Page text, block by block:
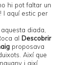
hi pot faltar un
I aquí estic per
diada,
al Descobrir
proposava
Així que
i així